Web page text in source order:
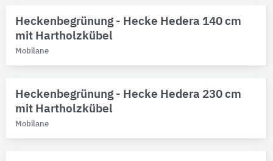
Heckenbegrünung - Hecke Hedera 140 cm
mit Hartholzkübel
Mobilane
Heckenbegrünung - Hecke Hedera 230 cm
mit Hartholzkübel
Mobilane